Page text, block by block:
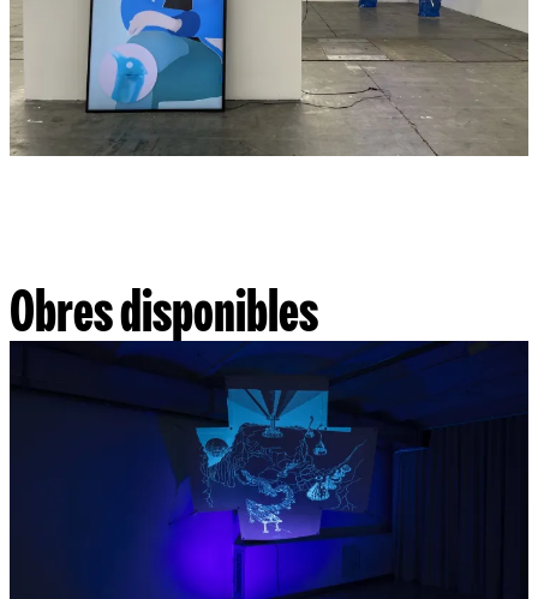
Obres disponibles